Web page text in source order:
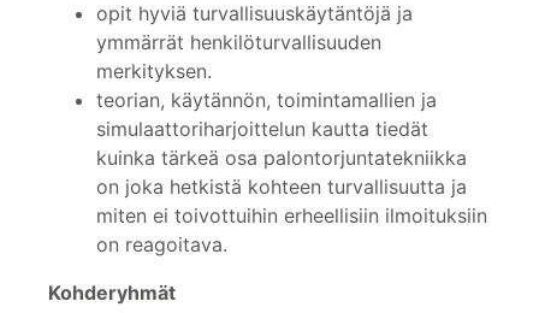
opit hyviä turvallisuuskäytäntöjä ja
ymmärrät henkilöturvallisuuden
merkityksen.
teorian, käytännön, toimintamallien ja
simulaattoriharjoittelun kautta tiedät
kuinka tärkeä osa palontorjuntatekniikka
on joka hetkistä kohteen turvallisuutta ja
miten ei toivottuihin erheellisiin ilmoituksiin
on reagoitava.
Kohderyhmät